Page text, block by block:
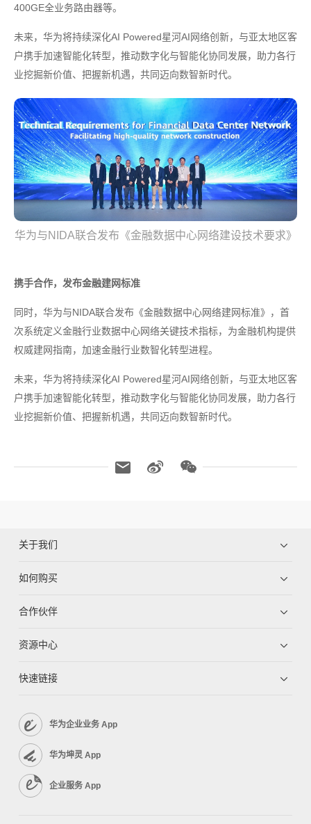
400GE全业务路由器等。
未来，华为将持续深化AI Powered星河AI网络创新，与亚太地区客
户携手加速智能化转型，推动数字化与智能化协同发展，助力各行
业挖掘新价值、把握新机遇，共同迈向数智新时代。
华为与NIDA联合发布《金融数据中心网络建设技术要求》
携手合作，发布金融建网标准
同时，华为与NIDA联合发布《金融数据中心网络建网标准》，首
次系统定义金融行业数据中心网络关键技术指标，为金融机构提供
权威建网指南，加速金融行业数智化转型进程。
未来，华为将持续深化AI Powered星河AI网络创新，与亚太地区客
户携手加速智能化转型，推动数字化与智能化协同发展，助力各行
业挖掘新价值、把握新机遇，共同迈向数智新时代。
关于我们
如何购买
合作伙伴
资源中心
快速链接
华为企业业务 App
华为坤灵 App
企业服务 App